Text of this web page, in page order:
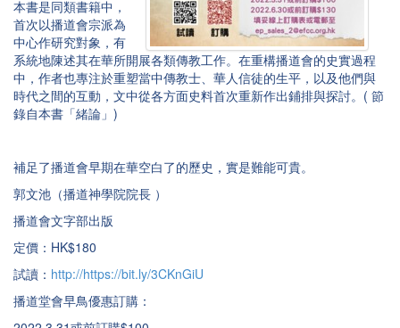
本書是同類書籍中，
首次以播道會宗派為
中心作研究對象，有
系統地陳述其在華所開展各類傳教工作。在重構播道會的史實過程
中，作者也專注於重塑當中傳教士、華人信徒的生平，以及他們與
時代之間的互動，文中從各方面史料首次重新作出鋪排與探討。( 節
錄自本書「緒論」)
補足了播道會早期在華空白了的歷史，實是難能可貴。
郭文池（播道神學院院長 ）
播道會文字部出版
定價：HK$180
試讀： http://https://bit.ly/3CKnGiU
播道堂會早鳥優惠訂購：